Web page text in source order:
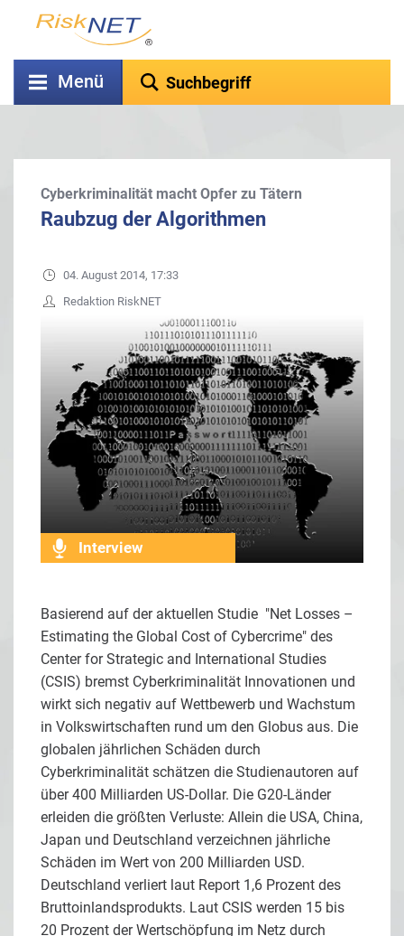
Menü
Cyberkriminalität macht Opfer zu Tätern
Raubzug der Algorithmen
04. August 2014, 17:33
Redaktion RiskNET
Interview
Basierend auf der aktuellen Studie "Net Losses –
Estimating the Global Cost of Cybercrime" des
Center for Strategic and International Studies
(CSIS) bremst Cyberkriminalität Innovationen und
wirkt sich negativ auf Wettbewerb und Wachstum
in Volkswirtschaften rund um den Globus aus. Die
globalen jährlichen Schäden durch
Cyberkriminalität schätzen die Studienautoren auf
über 400 Milliarden US-Dollar. Die G20-Länder
erleiden die größten Verluste: Allein die USA, China,
Japan und Deutschland verzeichnen jährliche
Schäden im Wert von 200 Milliarden USD.
Deutschland verliert laut Report 1,6 Prozent des
Bruttoinlandsprodukts. Laut CSIS werden 15 bis
20 Prozent der Wertschöpfung im Netz durch